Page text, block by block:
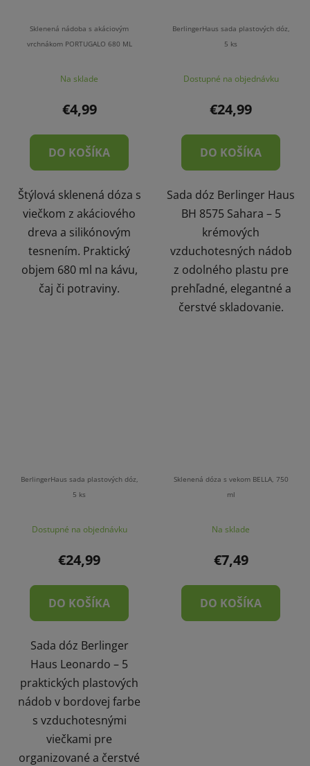
Sklenená nádoba s akáciovým
vrchnákom PORTUGALO 680 ML
Na sklade
€4,99
DO KOŠÍKA
Štýlová sklenená dóza s
viečkom z akáciového
dreva a silikónovým
tesnením. Praktický
objem 680 ml na kávu,
čaj či potraviny.
BerlingerHaus sada plastových dóz,
5 ks
Dostupné na objednávku
€24,99
DO KOŠÍKA
Sada dóz Berlinger Haus
BH 8575 Sahara – 5
krémových
vzduchotesných nádob
z odolného plastu pre
prehľadné, elegantné a
čerstvé skladovanie.
BerlingerHaus sada plastových dóz,
5 ks
Dostupné na objednávku
€24,99
DO KOŠÍKA
Sada dóz Berlinger
Haus Leonardo – 5
praktických plastových
nádob v bordovej farbe
s vzduchotesnými
viečkami pre
organizované a čerstvé
Sklenená dóza s vekom BELLA, 750
ml
Na sklade
€7,49
DO KOŠÍKA